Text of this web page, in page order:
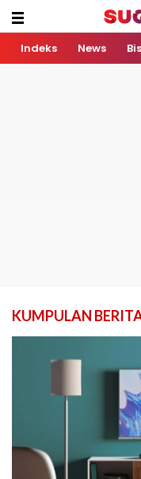
Indeks News
KUMPULAN